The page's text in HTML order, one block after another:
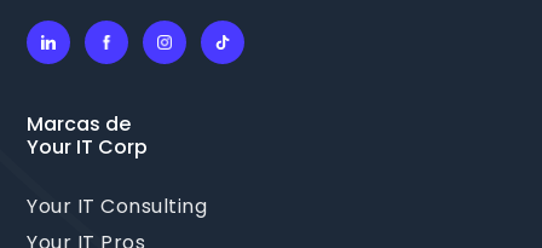
Marcas de
Your IT Corp
Your IT Consulting